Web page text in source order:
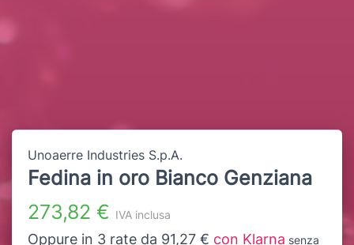
Unoaerre Industries S.p.A.
Fedina in oro Bianco Genziana
273,82 € IVA inclusa
Oppure in 3 rate da 91,27 € con Klarna senza